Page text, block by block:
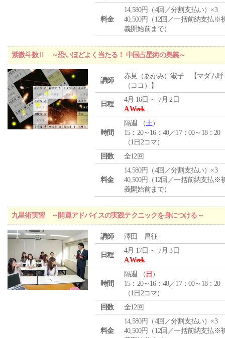
料金
14,580円（4回／分割支払い）×3
40,500円（12回／一括前納支払※
義開始前まで）
紫微斗数Ⅱ ～恐いほどよく当たる！ 中国占星術の奥義～
講師
赤見（あかみ）淑子 【マダム呼
（ココ）】
日程
4月 16日 ～ 7月 2日
A Week
時間
隔週 （土）
15：20～16：40／17：00～18：20
（1日2コマ）
回数
全12回
料金
14,580円（4回／分割支払い）×3
40,500円（12回／一括前納支払※
義開始前まで）
九星術実習 ～開運アドバイスの実践テクニックを身につける～
講師 澤田 昌征
日程
4月 17日 ～ 7月 3日
A Week
時間
隔週 （ 日 ）
15：20～16：40／17：00～18：20
（1日2コマ）
回数
全12回
料金
14,580円（4回／分割支払い）×3
40,500円（12回／一括前納支払※